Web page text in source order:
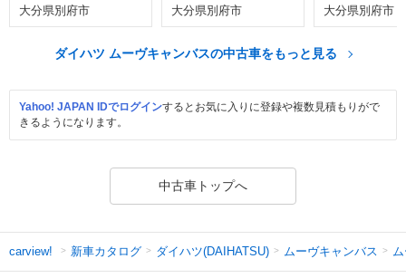
大分県別府市 大分県別府市 大分県別府市
ダイハツ ムーヴキャンバスの中古車をもっと見る
Yahoo! JAPAN IDでログインするとお気に入りに登録や複数見積もりがで
きるようになります。
中古車トップへ
carview! 新車カタログ ダイハツ(DAIHATSU) ムーヴキャンバス